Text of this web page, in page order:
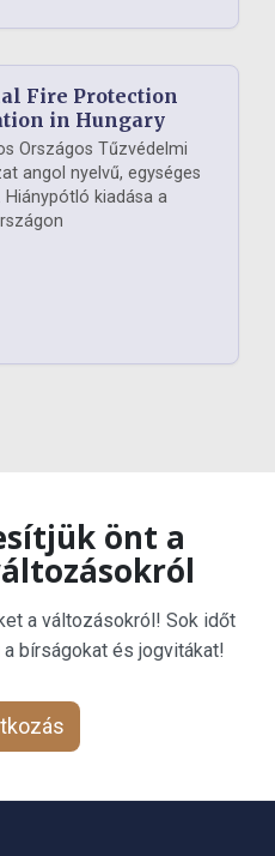
Fire Protection
in Hungary
Országos Tűzvédelmi
angol nyelvű, egységes
Hiánypótló kiadása a
önt a
a változásokról! Sok időt
bírságokat és jogvitákat!